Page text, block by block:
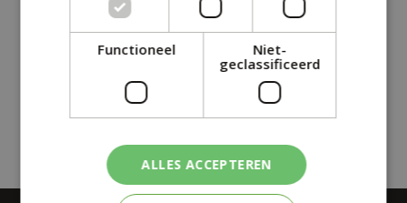
Aanleg gazon
Functioneel
Niet-
geclassificeerd
ALLES ACCEPTEREN